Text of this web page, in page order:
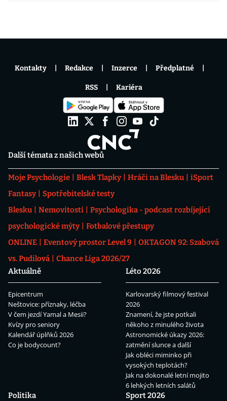
Další témata z našich webů
Moje Psychologie Blesk Tlapky Hráči na Blesku
iSport
Fantasy
Spotřebitelské testy
Blesku
Nemovitosti
Psychologika - podcast rozbíjející
psychologické mýty
Fotbalové přestupy
ONLINE
Eventový prostor Level 9
OKTAGON 92: Szabová
vs. Pudilová
Chance Liga 2026/27
Aktuálně
Epicentrum
Neštovice: příznaky, léčba
V čem jezdí Yamal a Mesii?
Kvízy pro seniory
Kalendář úplňků 2026
Co je bodycount?
Léto 2026
Karlovarský filmový festival
2026
Znamení, že jste potkali
někoho z minulého života
Astronomické úkazy 2026:
zatmění slunce a další
Jak obléci miminko při
vysokých teplotách?
Jak na dokonalé letní mojito
6 lehkých letních salátů
Politika
Sport 2026
Kontakty Redakce Inzerce Předplatné
RSS Kariéra